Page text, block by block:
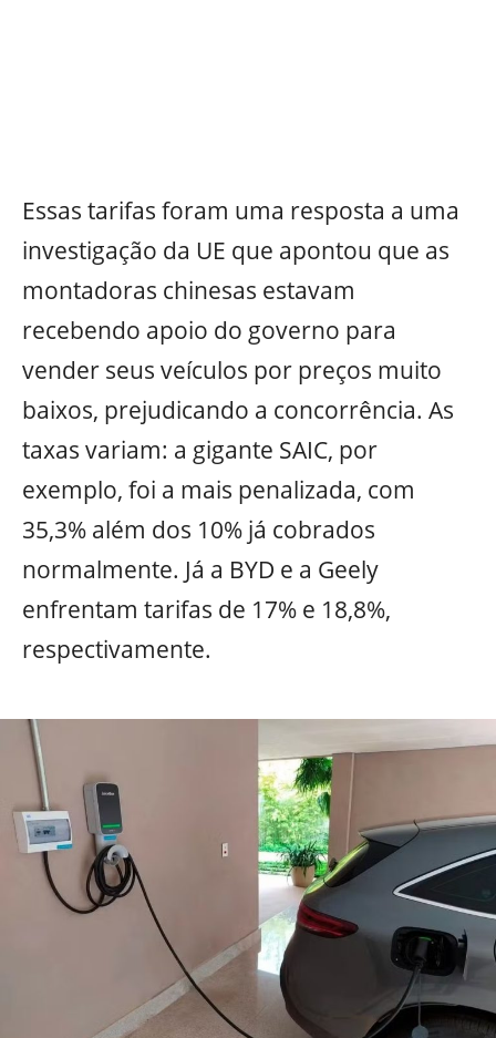
Essas tarifas foram uma resposta a uma
investigação da UE que apontou que as
montadoras chinesas estavam
recebendo apoio do governo para
vender seus veículos por preços muito
baixos, prejudicando a concorrência. As
taxas variam: a gigante SAIC, por
exemplo, foi a mais penalizada, com
35,3% além dos 10% já cobrados
normalmente. Já a BYD e a Geely
enfrentam tarifas de 17% e 18,8%,
respectivamente.